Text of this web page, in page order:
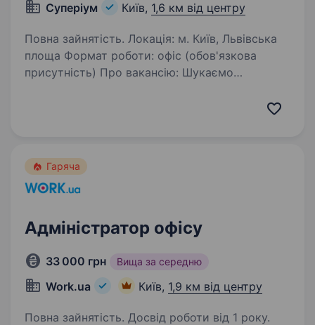
Суперіум
Київ, 1,6 км від центру
Повна зайнятість. Локація: м. Київ, Львівська
площа Формат роботи: офіс (обов'язкова
присутність) Про вакансію: Шукаємо
Гаряча
Адміністратор офісу
33 000 грн Вища за середню
Work.ua Київ, 1,9 км від центру
Повна зайнятість. Досвід роботи від 1 року.